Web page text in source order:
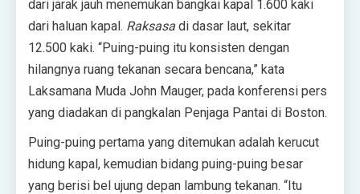
dari jarak jauh menemukan bangkai kapal 1.600 kaki
dari haluan kapal. Raksasa di dasar laut, sekitar
12.500 kaki. “Puing-puing itu konsisten dengan
hilangnya ruang tekanan secara bencana,” kata
Laksamana Muda John Mauger, pada konferensi pers
yang diadakan di pangkalan Penjaga Pantai di Boston.
Puing-puing pertama yang ditemukan adalah kerucut
hidung kapal, kemudian bidang puing-puing besar
yang berisi bel ujung depan lambung tekanan. “Itu